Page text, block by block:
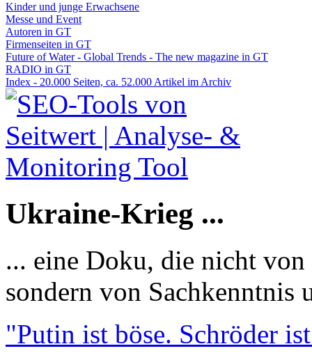
Kinder und junge Erwachsene
Messe und Event
Autoren in GT
Firmenseiten in GT
Future of Water - Global Trends - The new magazine in GT
RADIO in GT
Index - 20.000 Seiten, ca. 52.000 Artikel im Archiv
Ukraine-Krieg ...
... eine Doku, die nicht
sondern von Sachkenntnis
"Putin ist böse. Schröder